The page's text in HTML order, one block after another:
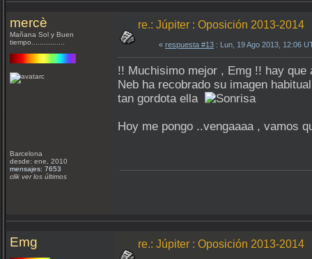
mercè
Mañana Sol y Buen
tiempo................
Barcelona
desde: ene, 2010
mensajes: 7653
clik ver los últimos
re.: Júpiter : Oposición 2013-2014
« respuesta #13 : Lun, 19 Ago 2013, 12:06
!! Muchisimo mejor , Emg !! hay
Neb ha recobrado su imagen
tan gordota ella
Hoy me pongo ..vengaaaa , vamos
Emg re.: Júpiter : Oposición 2013-2014